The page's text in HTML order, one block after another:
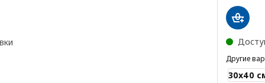
Другие
RÖDALM
30x40